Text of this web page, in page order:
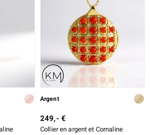
Argent
249,- €
Collier en argent et Cornaline